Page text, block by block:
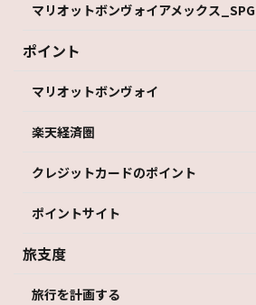
マリオットボンヴォイアメックス_SPG
ポイント
マリオットボンヴォイ
楽天経済圏
クレジットカードのポイント
ポイントサイト
旅支度
旅行を計画する